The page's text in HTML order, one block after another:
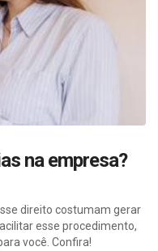
na empresa?
direito costumam gerar
esse procedimento,
você. Confira!